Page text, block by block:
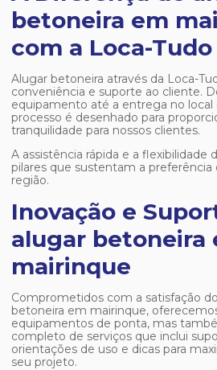
betoneira em
com a Loca-Tudo
Alugar betoneira através da Loca-
conveniência e suporte ao cliente.
equipamento até a entrega no local
processo é desenhado para
tranquilidade para nossos clientes.
A assistência rápida e a flexibilidade
pilares que sustentam a preferência
região.
Inovação e
alugar betoneira
mairinque
Comprometidos com a satisfação
betoneira em mairinque,
equipamentos de ponta, mas
completo de serviços que inclui
orientações de uso e dicas para
seu projeto.